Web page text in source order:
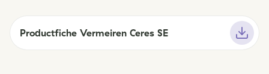
Productfiche Vermeiren Ceres SE